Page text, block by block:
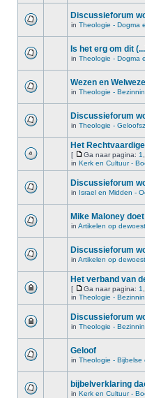
Discussieforum
in Theologie - Dogma
Is het erg om dit
in Theologie - Dogma
Wezen en
in Theologie -
Discussieforum
in Theologie -
Het
[ Ga naar pagina: 1
in Kerk en Cultuur -
Discussieforum
in Israel en Midden -
Mike Maloney
in Artikelen op
Discussieforum
in Artikelen op
Het verband van
[ Ga naar pagina: 1
in Theologie -
Discussieforum
in Theologie -
Geloof
in Theologie - Bijbelse
bijbelverklaring
in Kerk en Cultuur -